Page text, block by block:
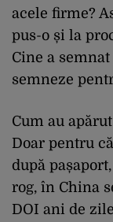
acele firme?
pus-o și la
Cine a
semneze
Cum au
Doar pentru
după
rog, în China
DOI ani de